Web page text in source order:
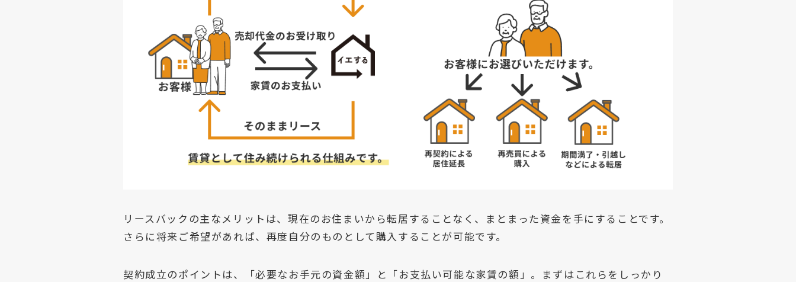
リースバックの主なメリットは、現在のお住まいから転居することなく、まとまった資金を手にすることです。
さらに将来ご希望があれば、再度自分のものとして購入することが可能です。
契約成立のポイントは、「必要なお手元の資金額」と「お支払い可能な家賃の額」。まずはこれらをしっかり